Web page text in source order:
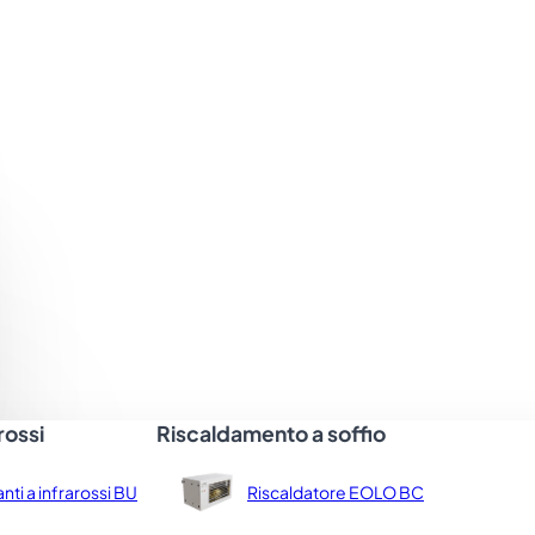
a infrarossi BU
Riscaldamento a soffio
Riscaldatore EOLO BC